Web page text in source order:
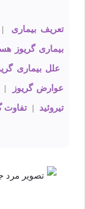
تعریف بیماری |
بیماری گریوز
علل بیماری
عوارض گریوز |
تیروئید | تفاوت